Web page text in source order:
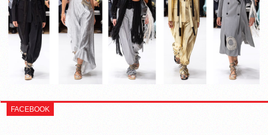
FACEBOOK